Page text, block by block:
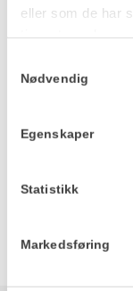
eller som de har
Nødvendig
Egenskaper
Statistikk
Markedsføring